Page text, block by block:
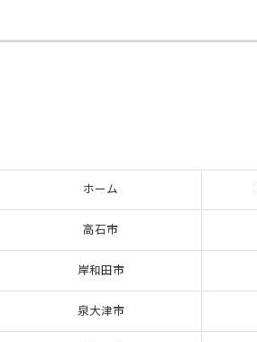
ホーム
高石市
岸和田市
泉大津市